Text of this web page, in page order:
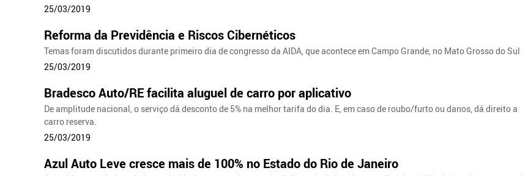
25/03/2019
Reforma da Previdência e Riscos Cibernéticos
Temas foram discutidos durante primeiro dia de congresso da AIDA, que acontece em Campo Grande, no Mato Grosso do Sul
25/03/2019
Bradesco Auto/RE facilita aluguel de carro por aplicativo
De amplitude nacional, o serviço dá desconto de 5% na melhor tarifa do dia. E, em caso de roubo/furto ou danos, dá direito a
carro reserva.
25/03/2019
Azul Auto Leve cresce mais de 100% no Estado do Rio de Janeiro